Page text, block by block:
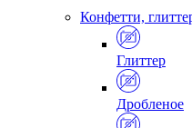
Конфетти,
Глиттер
Дробленое